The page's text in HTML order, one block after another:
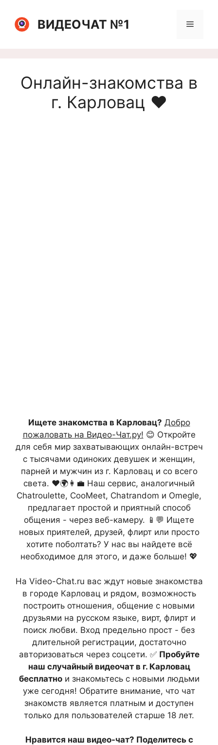
содержимомуВИДЕОЧАТ №1 Меню
Онлайн-знакомства в
г. Карловац ❤️
Ищете знакомства в Карловац? Добро
пожаловать на Видео-Чат.ру! 😊 Откройте
для себя мир захватывающих онлайн-встреч
с тысячами одиноких девушек и женщин,
парней и мужчин из г. Карловац и со всего
света. ❤️🌍👩‍💼 Наш сервис, аналогичный
Chatroulette, CooMeet, Chatrandom и Omegle,
предлагает простой и приятный способ
общения - через веб-камеру. 📱💬 Ищете
новых приятелей, друзей, флирт или просто
хотите поболтать? У нас вы найдете всё
необходимое для этого, и даже больше! 💖
На Video-Chat.ru вас ждут новые знакомства
в городе Карловац и рядом, возможность
построить отношения, общение с новыми
друзьями на русском языке, вирт, флирт и
поиск любви. Вход предельно прост - без
длительной регистрации, достаточно
авторизоваться через соцсети. ✅ Пробуйте
наш случайный видеочат в г. Карловац
бесплатнои знакомьтесь с новыми людьми
уже сегодня! Обратите внимание, что чат
знакомств является платным и доступен
только для пользователей старше 18 лет.
Нравится наш видео-чат? Поделитесь с